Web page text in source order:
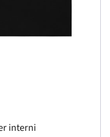
interni